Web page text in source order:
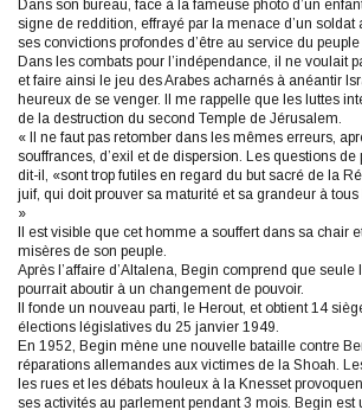
Dans son bureau, face à la fameuse photo d’un
signe de reddition, effrayé par la menace d’un soldat
ses convictions profondes d’être au service du peuple
Dans les combats pour l’indépendance, il ne voulait
et faire ainsi le jeu des Arabes acharnés à anéantir
heureux de se venger. Il me rappelle que les luttes
de la destruction du second Temple de Jérusalem.
« Il ne faut pas retomber dans les mêmes erreurs,
souffrances, d’exil et de dispersion. Les questions de
dit-il, «sont trop futiles en regard du but sacré de la
juif, qui doit prouver sa maturité et sa grandeur à
»
Il est visible que cet homme a souffert dans sa chair
misères de son peuple.
Après l’affaire d’Altalena, Begin comprend que
pourrait aboutir à un changement de pouvoir.
Il fonde un nouveau parti, le Herout, et obtient 14
élections législatives du 25 janvier 1949.
En 1952, Begin mène une nouvelle bataille contre
réparations allemandes aux victimes de la Shoah.
les rues et les débats houleux à la Knesset
ses activités au parlement pendant 3 mois. Begin est